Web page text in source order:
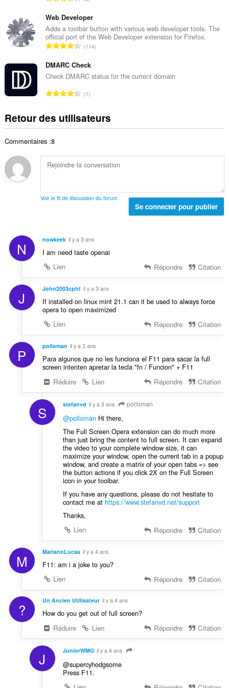
d
e
n
o
e
s
o
t
a
d
e
o
e
s
m
b
r
e
o
t
a
e
n
e
Web Developer
Adds a toolbar button with various web developer tools. The
official port of the Web Developer extension for Firefox.
N
m
b
e
o
t
d
e
t
114
DMARC Check
Check DMARC status for the current domain
N
m
b
t
o
l
o
e
:
1
Retour des utilisateurs
Commentaires :8
Voir le fil de discussion du forum
Se connecter pour publier
N nowkeek il y a 3 ans
I am need taste openai
Lien
Répondre Citation
J John2003cpht il y a 3 ans
If installed on linux mint 21.1 can it be used to always force
opera to open maximized
Lien
Répondre Citation
P polloman il y a 3 ans
Para algunos que no les funciona el F11 para sacar la full
screen intenten apretar la tecla "fn / Funcion" + F11
Réduire
Lien Répondre Citation
S stefanvd il y a 3 ans polloman
@pollomanHi there,
The Full Screen Opera extension can do much more
than just bring the content to full screen. It can expand
the video to your complete window size, it can
maximize your window, open the current tab in a popup
window, and create a matrix of your open tabs => see
the button actions if you click 2X on the Full Screen
icon in your toolbar.
If you have any questions, please do not hesitate to
contact me at https://www.stefanvd.net/support
Thanks,
Lien
Répondre Citation
M MarianoLucas il y a 4 ans
F11: am i a joke to you?
Lien
Répondre Citation
? Un Ancien Utilisateur il y a 4 ans
How do you get out of full screen?
Réduire
Lien Répondre Citation
J JuniorWMG il y a 4 ans
@supercyhodgsome
Press F11.